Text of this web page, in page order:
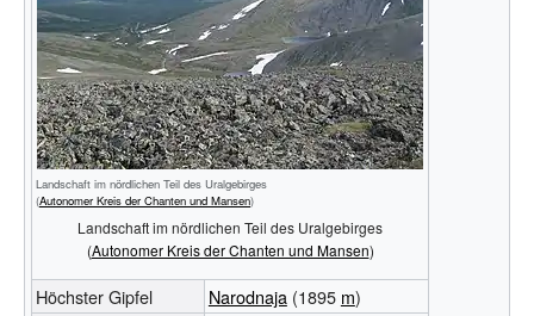
Landschaft im nördlichen Teil des Uralgebirges
(Autonomer Kreis der Chanten und Mansen)
Landschaft im nördlichen Teil des Uralgebirges
(Autonomer Kreis der Chanten und Mansen)
Höchster Gipfel Narodnaja(1895 m)